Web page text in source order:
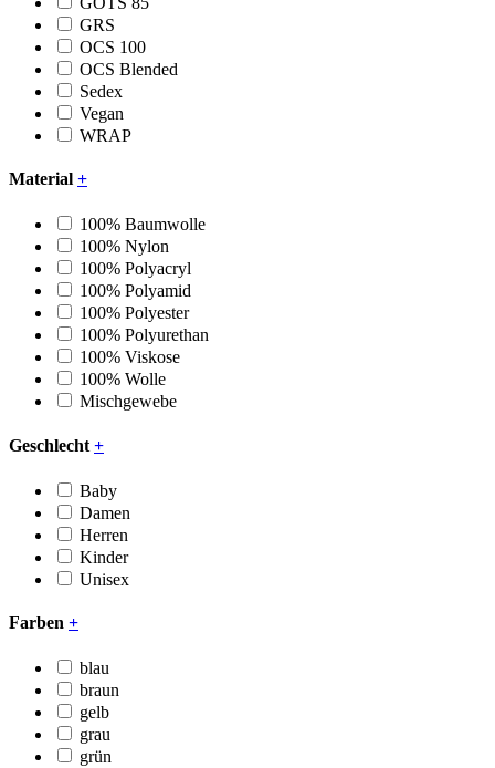
GRS
OCS 100
OCS Blended
Sedex
Vegan
WRAP
Material +
100% Baumwolle
100% Nylon
100% Polyacryl
100% Polyamid
100% Polyester
100% Polyurethan
100% Viskose
100% Wolle
Mischgewebe
Geschlecht +
Baby
Damen
Herren
Kinder
Unisex
Farben +
blau
braun
gelb
grau
grün